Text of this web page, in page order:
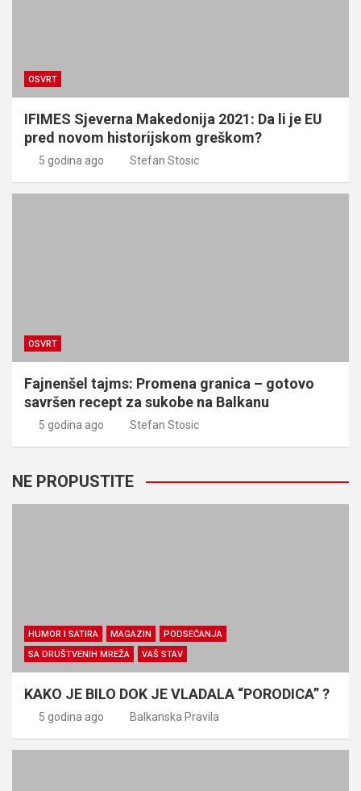
OSVRT
IFIMES Sjeverna Makedonija 2021: Da li je EU
pred novom historijskom greškom?
5 godina ago Stefan Stosic
OSVRT
Fajnenšel tajms: Promena granica – gotovo
savršen recept za sukobe na Balkanu
5 godina ago Stefan Stosic
NE PROPUSTITE
HUMOR I SATIRA MAGAZIN
PODSEĆANJA
SA DRUŠTVENIH MREŽA
VAŠ STAV
KAKO JE BILO DOK JE VLADALA “PORODICA” ?
5 godina ago Balkanska Pravila